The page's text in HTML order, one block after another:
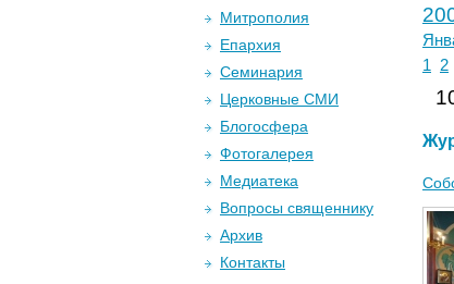
1
2
Митрополия
Епархия
Семинария
Церковные СМИ
Блогосфера
Фотогалерея
Медиатека
Вопросы священнику
Архив
Контакты